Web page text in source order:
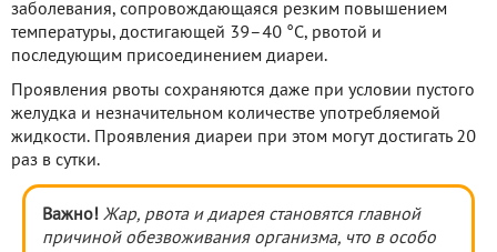
заболевания, сопровождающаяся резким повышением
температуры, достигающей 39–40 °С, рвотой и
последующим присоединением диареи.
Проявления рвоты сохраняются даже при условии пустого
желудка и незначительном количестве употребляемой
жидкости. Проявления диареи при этом могут достигать 20
раз в сутки.
Важно! Жар, рвота и диарея становятся главной
причиной обезвоживания организма, что в особо